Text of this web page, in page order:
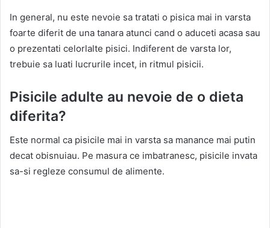
In general, nu este nevoie sa tratati o pisica mai in varsta
foarte diferit de una tanara atunci cand o aduceti acasa sau
o prezentati celorlalte pisici. Indiferent de varsta lor,
trebuie sa luati lucrurile incet, in ritmul pisicii.
Pisicile adulte au nevoie de o dieta
diferita?
Este normal ca pisicile mai in varsta sa manance mai putin
decat obisnuiau. Pe masura ce imbatranesc, pisicile invata
sa-si regleze consumul de alimente.